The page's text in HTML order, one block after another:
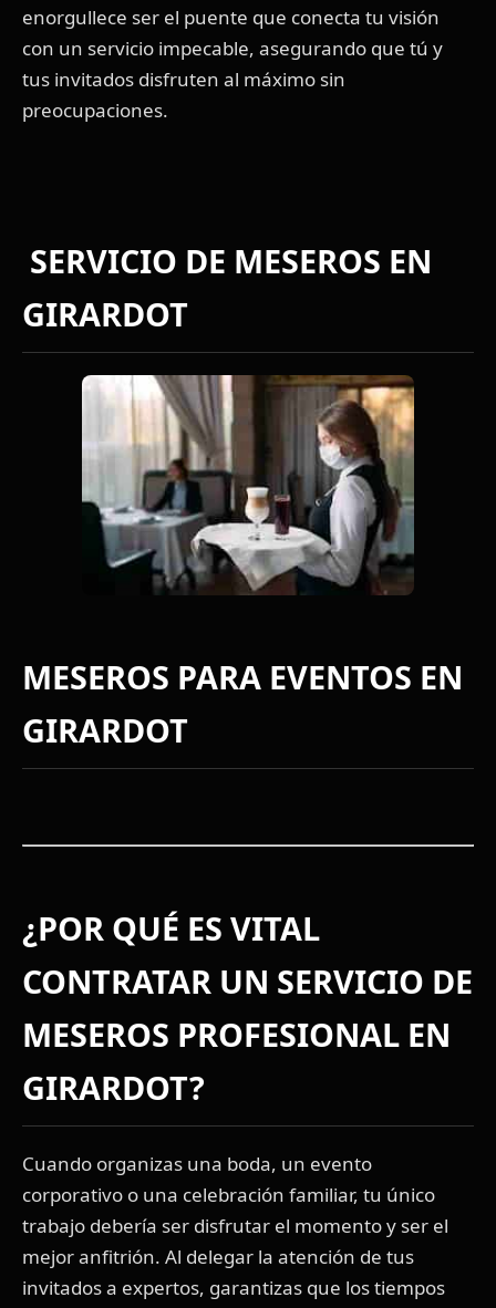
enorgullece ser el puente que conecta tu visión
con un servicio impecable, asegurando que tú y
tus invitados disfruten al máximo sin
preocupaciones.
SERVICIO DE MESEROS EN
GIRARDOT
MESEROS PARA EVENTOS EN
GIRARDOT
¿POR QUÉ ES VITAL
CONTRATAR UN SERVICIO DE
MESEROS PROFESIONAL EN
GIRARDOT?
Cuando organizas una boda, un evento
corporativo o una celebración familiar, tu único
trabajo debería ser disfrutar el momento y ser el
mejor anfitrión. Al delegar la atención de tus
invitados a expertos, garantizas que los tiempos